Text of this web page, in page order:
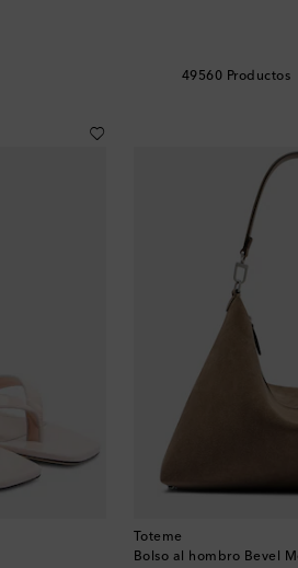
49560 Productos
Toteme
Bolso al hombro Bevel